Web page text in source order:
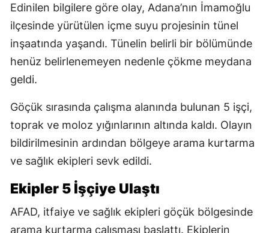
Edinilen bilgilere göre olay, Adana’nın İmamoğlu
ilçesinde yürütülen içme suyu projesinin tünel
inşaatında yaşandı. Tünelin belirli bir bölümünde
henüz belirlenemeyen nedenle çökme meydana
geldi.
Göçük sırasında çalışma alanında bulunan 5 işçi,
toprak ve moloz yığınlarının altında kaldı. Olayın
bildirilmesinin ardından bölgeye arama kurtarma
ve sağlık ekipleri sevk edildi.
Ekipler 5 İşçiye Ulaştı
AFAD, itfaiye ve sağlık ekipleri göçük bölgesinde
arama kurtarma çalışması başlattı. Ekiplerin